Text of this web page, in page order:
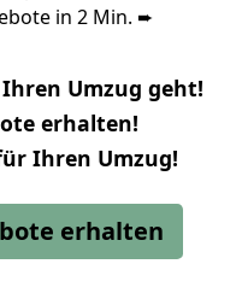
in 2 Min. ➨
Umzug geht!
erhalten!
Ihren Umzug!
erhalten